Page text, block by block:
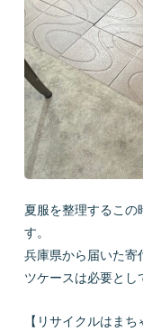
夏服を整理するこの
す。
兵庫県から届いた寄
ツケースは必要とし
【リサイクルはま